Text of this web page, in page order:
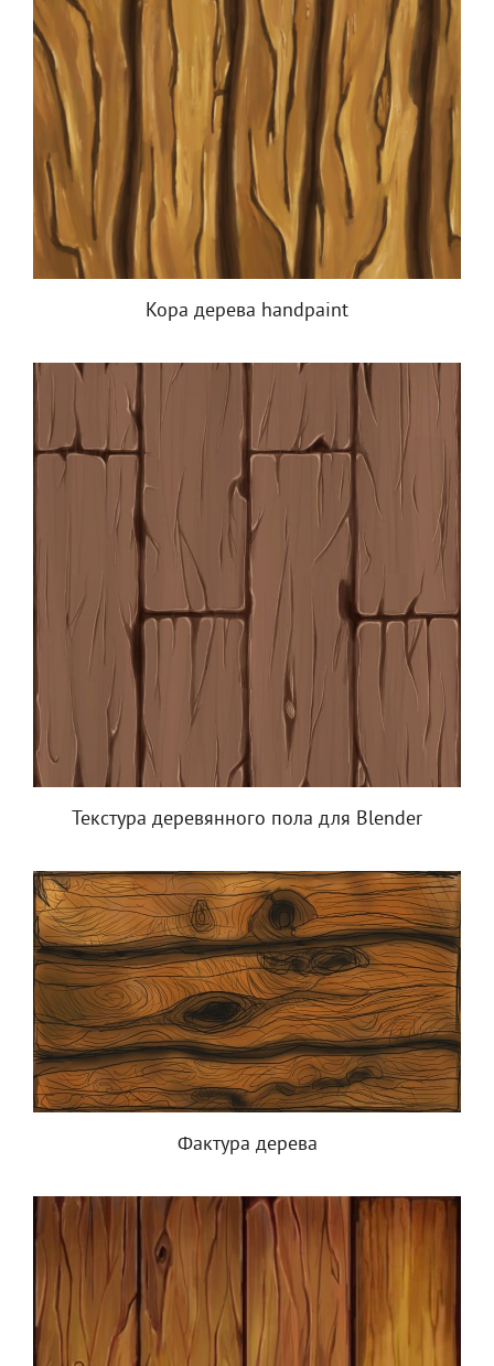
Кора дерева handpaint
Текстура деревянного пола для Blender
Фактура дерева